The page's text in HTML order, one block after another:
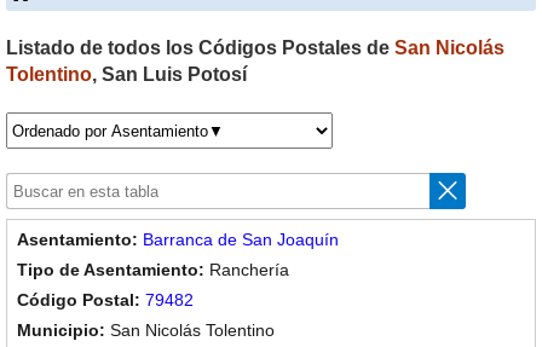
Listado de todos los Códigos Postales de San Nicolás
Tolentino, San Luis Potosí
Barranca de San Joaquín
Ranchería
79482
San Nicolás Tolentino